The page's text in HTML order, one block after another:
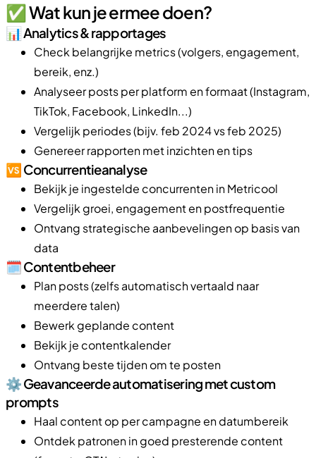
✅ Wat kun je ermee doen?
📊 Analytics & rapportages
Check belangrijke metrics (volgers, engagement,
bereik, enz.)
Analyseer posts per platform en formaat (Instagram,
TikTok, Facebook, LinkedIn...)
Vergelijk periodes (bijv. feb 2024 vs feb 2025)
Genereer rapporten met inzichten en tips
🆚 Concurrentieanalyse
Bekijk je ingestelde concurrenten in Metricool
Vergelijk groei, engagement en postfrequentie
Ontvang strategische aanbevelingen op basis van
data
🗓️ Contentbeheer
Plan posts (zelfs automatisch vertaald naar
meerdere talen)
Bewerk geplande content
Bekijk je contentkalender
Ontvang beste tijden om te posten
⚙️ Geavanceerde automatisering met custom
prompts
Haal content op per campagne en datumbereik
Ontdek patronen in goed presterende content